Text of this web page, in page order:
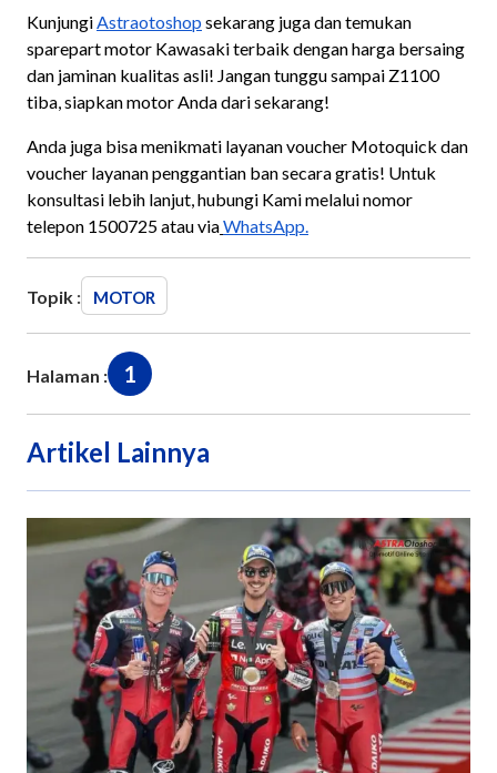
Kunjungi Astraotoshop sekarang juga dan temukan
sparepart motor Kawasaki terbaik dengan harga bersaing
dan jaminan kualitas asli! Jangan tunggu sampai Z1100
tiba, siapkan motor Anda dari sekarang!
Anda juga bisa menikmati layanan voucher Motoquick dan
voucher layanan penggantian ban secara gratis! Untuk
konsultasi lebih lanjut, hubungi Kami melalui nomor
telepon 1500725 atau viaWhatsApp.
Topik : MOTOR
Halaman : 1
Artikel Lainnya